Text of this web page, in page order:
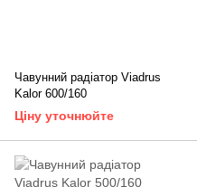
Чавунний радіатор Viadrus
Kalor 600/160
Ціну уточнюйте